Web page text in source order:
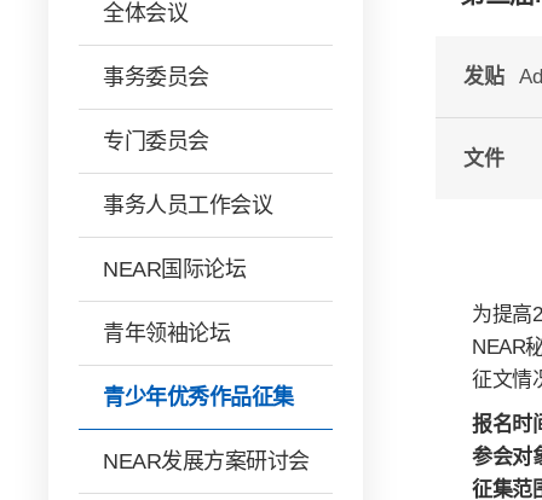
全体会议
事务委员会
专门委员会
事务人员工作会议
NEAR国际论坛
青年领袖论坛
青少年优秀作品征集
NEAR发展方案研讨会
发贴
文件
为提高
NEAR
征文情
报名时
参会对
征集范